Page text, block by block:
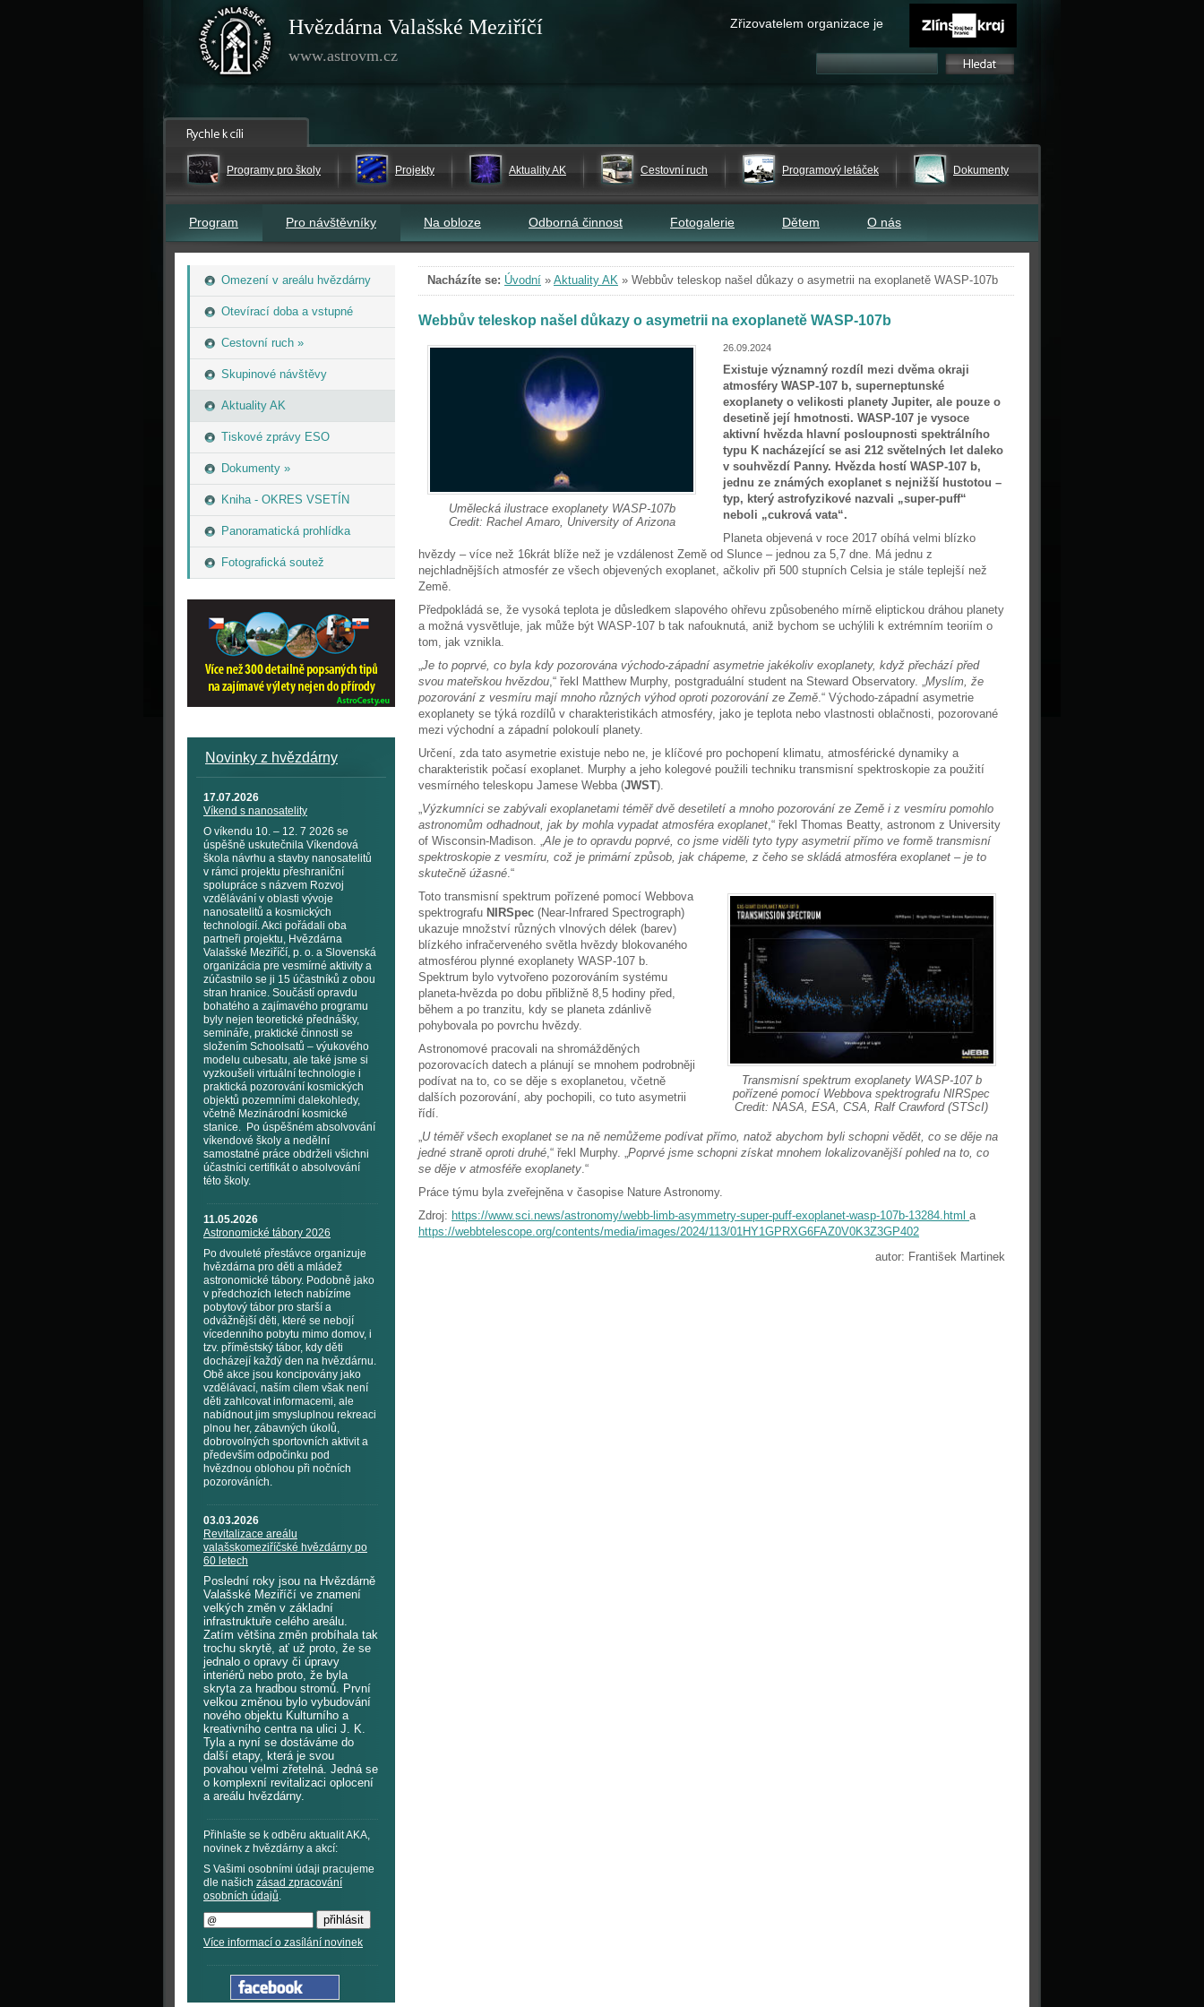
Hvězdárna Valašské Meziříčí
www.astrovm.cz
Zřizovatelem organizace je
Programy pro školy Projekty Aktuality AK Cestovní ruch Programový letáček Dokumenty
Program Pro návštěvníky Na obloze Odborná činnost Fotogalerie Dětem O nás
Omezení v areálu hvězdárny
Otevírací doba a vstupné
Cestovní ruch »
Skupinové návštěvy
Aktuality AK
Tiskové zprávy ESO
Dokumenty »
Kniha - OKRES VSETÍN
Panoramatická prohlídka
Fotografická soutež
Novinky z hvězdárny
17.07.2026
Víkend s nanosatelity
O víkendu 10. – 12. 7 2026 se
úspěšně uskutečnila Víkendová
škola návrhu a stavby nanosatelitů
v rámci projektu přeshraniční
spolupráce s názvem Rozvoj
vzdělávání v oblasti vývoje
nanosatelitů a kosmických
technologií. Akci pořádali oba
partneři projektu, Hvězdárna
Valašské Meziříčí, p. o. a Slovenská
organizácia pre vesmírné aktivity a
zúčastnilo se ji 15 účastníků z obou
stran hranice. Součástí opravdu
bohatého a zajímavého programu
byly nejen teoretické přednášky,
semináře, praktické činnosti se
složením Schoolsatů – výukového
modelu cubesatu, ale také jsme si
vyzkoušeli virtuální technologie i
praktická pozorování kosmických
objektů pozemními dalekohledy,
včetně Mezinárodní kosmické
stanice. Po úspěšném absolvování
víkendové školy a nedělní
samostatné práce obdrželi všichni
účastníci certifikát o absolvování
této školy.
11.05.2026
Astronomické tábory 2026
Po dvouleté přestávce organizuje
hvězdárna pro děti a mládež
astronomické tábory. Podobně jako
v předchozích letech nabízíme
pobytový tábor pro starší a
odvážnější děti, které se nebojí
vícedenního pobytu mimo domov, i
tzv. příměstský tábor, kdy děti
docházejí každý den na hvězdárnu.
Obě akce jsou koncipovány jako
vzdělávací, naším cílem však není
děti zahlcovat informacemi, ale
nabídnout jim smysluplnou rekreaci
plnou her, zábavných úkolů,
dobrovolných sportovních aktivit a
především odpočinku pod
hvězdnou oblohou při nočních
pozorováních.
03.03.2026
Revitalizace areálu
valašskomeziříčské hvězdárny po
60 letech
Poslední roky jsou na Hvězdárně
Valašské Meziříčí ve znamení
velkých změn v základní
infrastruktuře celého areálu.
Zatím většina změn probíhala tak
trochu skrytě, ať už proto, že se
jednalo o opravy či úpravy
interiérů nebo proto, že byla
skryta za hradbou stromů. První
velkou změnou bylo vybudování
nového objektu Kulturního a
kreativního centra na ulici J. K.
Tyla a nyní se dostáváme do
další etapy, která je svou
povahou velmi zřetelná. Jedná se
o komplexní revitalizaci oplocení
a areálu hvězdárny.
Přihlašte se k odběru aktualit AKA,
novinek z hvězdárny a akcí:
S Vašimi osobními údaji pracujeme
dle našich zásad zpracování
osobních údajů.
Více informací o zasílání novinek
Nacházíte se: Úvodní » Aktuality AK » Webbův teleskop našel důkazy o asymetrii na exoplanetě WASP-107b
Webbův teleskop našel důkazy o asymetrii na exoplanetě WASP-107b
26.09.2024
Umělecká ilustrace exoplanety WASP-107b
Credit: Rachel Amaro, University of Arizona
Existuje významný rozdíl mezi dvěma okraji
atmosféry WASP-107 b, superneptunské
exoplanety o velikosti planety Jupiter, ale pouze o
desetině její hmotnosti. WASP-107 je vysoce
aktivní hvězda hlavní posloupnosti spektrálního
typu K nacházející se asi 212 světelných let daleko
v souhvězdí Panny. Hvězda hostí WASP-107 b,
jednu ze známých exoplanet s nejnižší hustotou –
typ, který astrofyzikové nazvali „super-puff“
neboli „cukrová vata“.
Planeta objevená v roce 2017 obíhá velmi blízko
hvězdy – více než 16krát blíže než je vzdálenost Země od Slunce – jednou za 5,7 dne. Má jednu z
nejchladnějších atmosfér ze všech objevených exoplanet, ačkoliv při 500 stupních Celsia je stále teplejší než
Země.
Předpokládá se, že vysoká teplota je důsledkem slapového ohřevu způsobeného mírně eliptickou dráhou planety
a možná vysvětluje, jak může být WASP-107 b tak nafouknutá, aniž bychom se uchýlili k extrémním teoriím o
tom, jak vznikla.
„Je to poprvé, co byla kdy pozorována východo-západní asymetrie jakékoliv exoplanety, když přechází před
svou mateřskou hvězdou,“ řekl Matthew Murphy, postgraduální student na Steward Observatory. „Myslím, že
pozorování z vesmíru mají mnoho různých výhod oproti pozorování ze Země.“ Východo-západní asymetrie
exoplanety se týká rozdílů v charakteristikách atmosféry, jako je teplota nebo vlastnosti oblačnosti, pozorované
mezi východní a západní polokoulí planety.
Určení, zda tato asymetrie existuje nebo ne, je klíčové pro pochopení klimatu, atmosférické dynamiky a
charakteristik počasí exoplanet. Murphy a jeho kolegové použili techniku transmisní spektroskopie za použití
vesmírného teleskopu Jamese Webba (JWST).
„Výzkumníci se zabývali exoplanetami téměř dvě desetiletí a mnoho pozorování ze Země i z vesmíru pomohlo
astronomům odhadnout, jak by mohla vypadat atmosféra exoplanet,“ řekl Thomas Beatty, astronom z University
of Wisconsin-Madison. „Ale je to opravdu poprvé, co jsme viděli tyto typy asymetrií přímo ve formě transmisní
spektroskopie z vesmíru, což je primární způsob, jak chápeme, z čeho se skládá atmosféra exoplanet – je to
skutečně úžasné.“
Transmisní spektrum exoplanety WASP-107 b
pořízené pomocí Webbova spektrografu NIRSpec
Credit: NASA, ESA, CSA, Ralf Crawford (STScI)
Toto transmisní spektrum pořízené pomocí Webbova
spektrografu NIRSpec (Near-Infrared Spectrograph)
ukazuje množství různých vlnových délek (barev)
blízkého infračerveného světla hvězdy blokovaného
atmosférou plynné exoplanety WASP-107 b.
Spektrum bylo vytvořeno pozorováním systému
planeta-hvězda po dobu přibližně 8,5 hodiny před,
během a po tranzitu, kdy se planeta zdánlivě
pohybovala po povrchu hvězdy.
Astronomové pracovali na shromážděných
pozorovacích datech a plánují se mnohem podrobněji
podívat na to, co se děje s exoplanetou, včetně
dalších pozorování, aby pochopili, co tuto asymetrii
řídí.
„U téměř všech exoplanet se na ně nemůžeme podívat přímo, natož abychom byli schopni vědět, co se děje na
jedné straně oproti druhé,“ řekl Murphy. „Poprvé jsme schopni získat mnohem lokalizovanější pohled na to, co
se děje v atmosféře exoplanety.“
Práce týmu byla zveřejněna v časopise Nature Astronomy.
Zdroj: https://www.sci.news/astronomy/webb-limb-asymmetry-super-puff-exoplanet-wasp-107b-13284.html a
https://webbtelescope.org/contents/media/images/2024/113/01HY1GPRXG6FAZ0V0K3Z3GP402
autor: František Martinek